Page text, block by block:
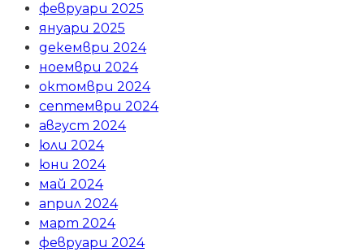
февруари 2025
януари 2025
декември 2024
ноември 2024
октомври 2024
септември 2024
август 2024
юли 2024
юни 2024
май 2024
април 2024
март 2024
февруари 2024